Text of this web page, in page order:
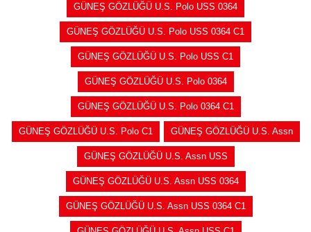
GÜNEŞ GÖZLÜĞÜ U.S. Polo USS 0364
GÜNEŞ GÖZLÜĞÜ U.S. Polo USS 0364 C1
GÜNEŞ GÖZLÜĞÜ U.S. Polo USS C1
GÜNEŞ GÖZLÜĞÜ U.S. Polo 0364
GÜNEŞ GÖZLÜĞÜ U.S. Polo 0364 C1
GÜNEŞ GÖZLÜĞÜ U.S. Polo C1 GÜNEŞ GÖZLÜĞÜ U.S. Assn
GÜNEŞ GÖZLÜĞÜ U.S. Assn USS
GÜNEŞ GÖZLÜĞÜ U.S. Assn USS 0364
GÜNEŞ GÖZLÜĞÜ U.S. Assn USS 0364 C1